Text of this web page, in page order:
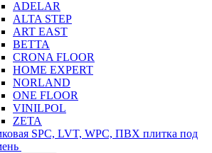
ADELAR
ALTA STEP
ART EAST
BETTA
CRONA FLOOR
HOME EXPERT
NORLAND
ONE FLOOR
VINILPOL
ZETA
SPC, LVT, WPC, ПВХ плитка под